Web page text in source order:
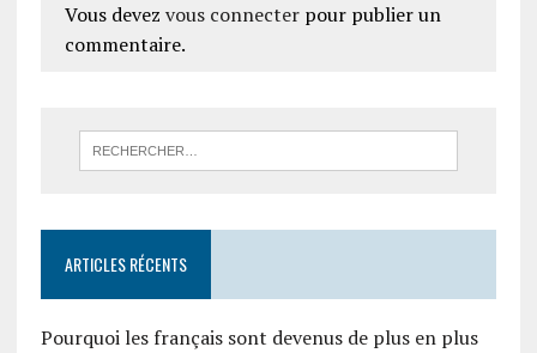
Vous devez vous connecterpour publier un
commentaire.
ARTICLES RÉCENTS
Pourquoi les français sont devenus de plus en plus